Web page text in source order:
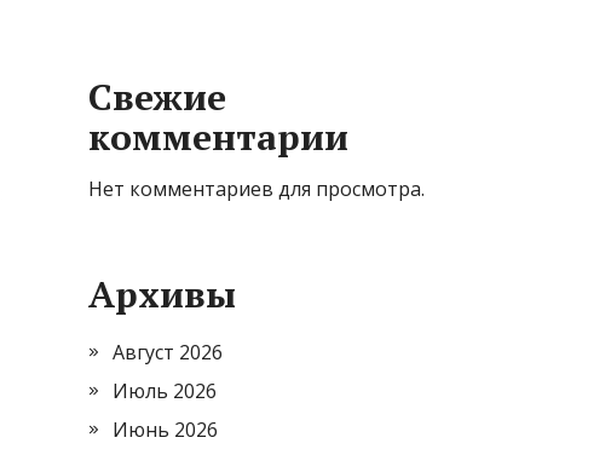
Свежие
комментарии
Нет комментариев для просмотра.
Архивы
Август 2026
Июль 2026
Июнь 2026